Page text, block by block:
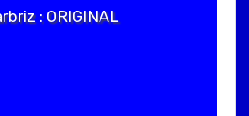
: ORIGINAL